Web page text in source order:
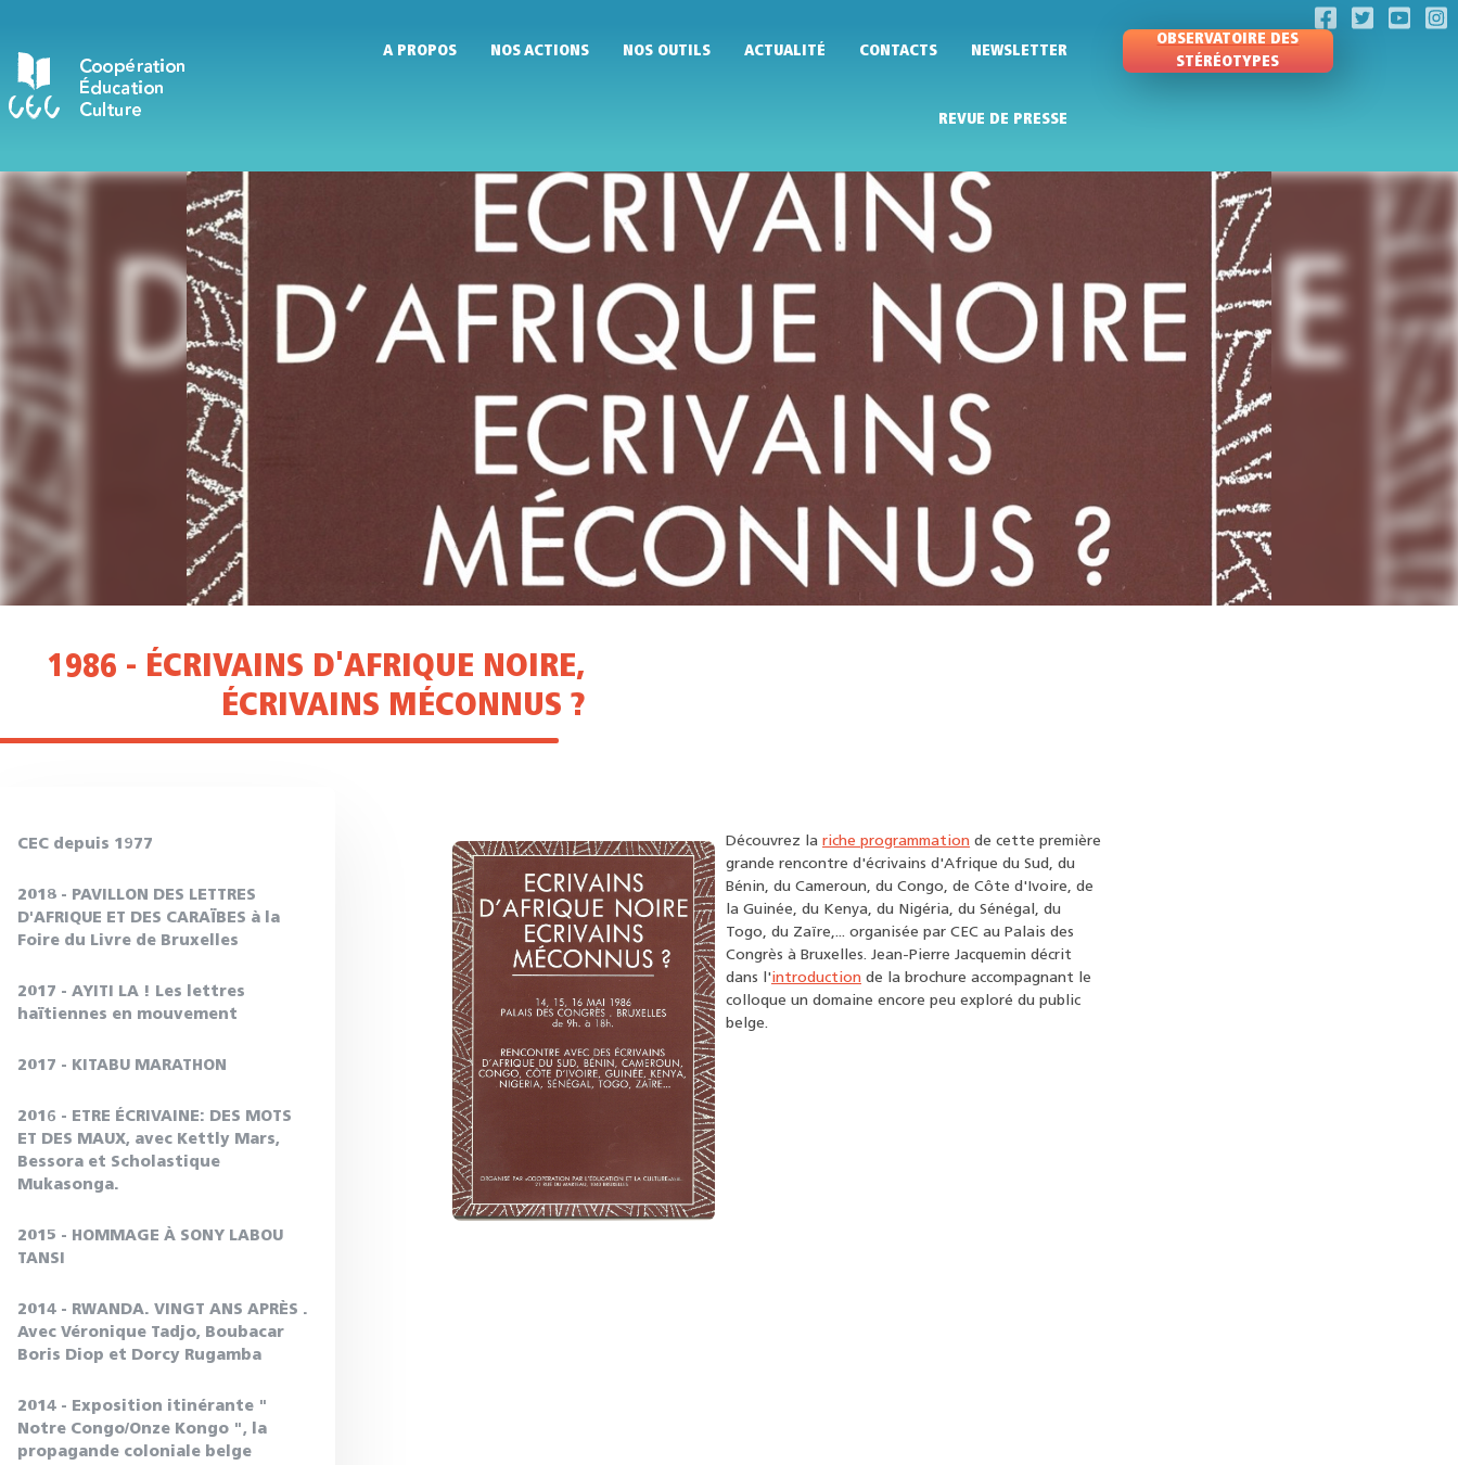
A PROPOS NOS ACTIONS NOS OUTILS ACTUALITÉ CONTACTS NEWSLETTER
REVUE DE PRESSE
OBSERVATOIRE DES
STÉRÉOTYPES
1986 - ÉCRIVAINS D'AFRIQUE NOIRE,
ÉCRIVAINS MÉCONNUS ?
CEC depuis 1977
2018 - PAVILLON DES LETTRES
D'AFRIQUE ET DES CARAÏBES à la
Foire du Livre de Bruxelles
2017 - AYITI LA ! Les lettres
haïtiennes en mouvement
2017 - KITABU MARATHON
2016 - ETRE ÉCRIVAINE: DES MOTS
ET DES MAUX, avec Kettly Mars,
Bessora et Scholastique
Mukasonga.
2015 - HOMMAGE À SONY LABOU
TANSI
2014 - RWANDA. VINGT ANS APRÈS .
Avec Véronique Tadjo, Boubacar
Boris Diop et Dorcy Rugamba
2014 - Exposition itinérante "
Notre Congo/Onze Kongo ", la
propagande coloniale belge
Découvrez la riche programmation de cette première
grande rencontre d'écrivains d'Afrique du Sud, du
Bénin, du Cameroun, du Congo, de Côte d'Ivoire, de
la Guinée, du Kenya, du Nigéria, du Sénégal, du
Togo, du Zaïre,... organisée par CEC au Palais des
Congrès à Bruxelles. Jean-Pierre Jacquemin décrit
dans l'introduction de la brochure accompagnant le
colloque un domaine encore peu exploré du public
belge.